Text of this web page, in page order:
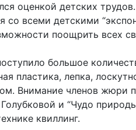
оценкой детских
со всеми детскими
поощрить всех
большое
пластика, лепка,
Внимание членов жюри
и “Чудо
квиллинг.